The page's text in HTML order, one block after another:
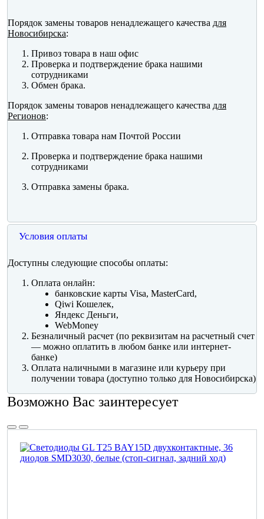
Порядок замены товаров ненадлежащего качества для
Новосибирска:
Привоз товара в наш офис
Проверка и подтверждение брака нашими
сотрудниками
Обмен брака.
Порядок замены товаров ненадлежащего качества для
Регионов:
Отправка товара нам Почтой России
Проверка и подтверждение брака нашими
сотрудниками
Отправка замены брака.
Условия оплаты
Доступны следующие способы оплаты:
Оплата онлайн:
банковские карты Visa, MasterCard,
Qiwi Кошелек,
Яндекс Деньги,
WebMoney
Безналичный расчет (по реквизитам на расчетный счет
— можно оплатить в любом банке или интернет-
банке)
Оплата наличными в магазине или курьеру при
получении товара (доступно только для Новосибирска)
Возможно Вас заинтересует